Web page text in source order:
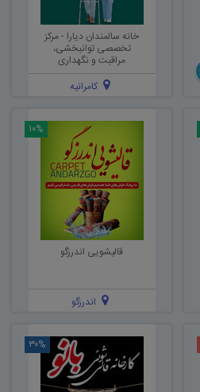
خانه سالمندان دیارا - مرکز
تخصصی توانبخشی،
مراقبت و نگهداری
کامرانیه
قالیشویی اندرزگو
۱۰%
اندرزگو
۳۰%